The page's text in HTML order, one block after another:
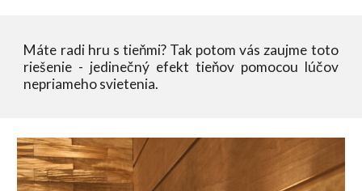
Máte radi hru s tieňmi? Tak potom vás zaujme toto
riešenie - jedinečný efekt tieňov pomocou lúčov
nepriameho svietenia.